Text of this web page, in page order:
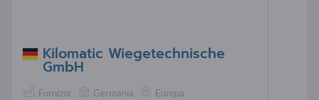
Kilomatic Wiegetechnische
GmbH
Furnizor Germania Europa